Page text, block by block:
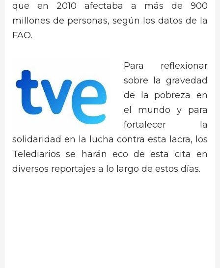
que en 2010 afectaba a más de 900
millones de personas, según los datos de la
FAO.
Para reflexionar
sobre la gravedad
de la pobreza en
el mundo y para
fortalecer la
solidaridad en la lucha contra esta lacra, los
Telediarios se harán eco de esta cita en
diversos reportajes a lo largo de estos días.